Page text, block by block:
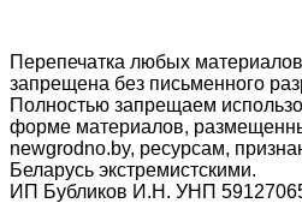
Перепечатка любых
запрещена без письменного
Полностью запрещаем
форме материалов,
newgrodno.by, ресурсам,
Беларусь экстремистскими.
ИП Бубликов И.Н. УНП